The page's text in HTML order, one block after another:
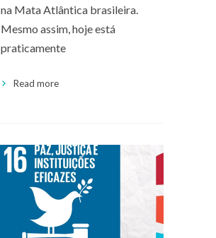
na Mata Atlântica brasileira.
Mesmo assim, hoje está
praticamente
Read more